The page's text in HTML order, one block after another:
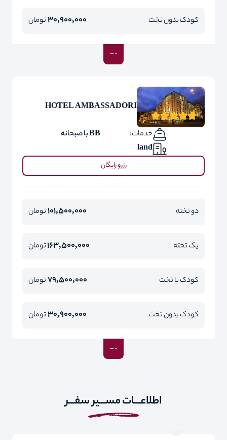
کودک بدون تخت 30,900,000تومان
HOTEL AMBASSADORI
خدمات:
BB با صبحانه
land
رزرو رایگان
دو تخته 101,500,000تومان
یک تخته 163,500,000تومان
کودک با تخت 79,500,000تومان
کودک بدون تخت 30,900,000تومان
اطلاعـــات مســـیر سفـــر